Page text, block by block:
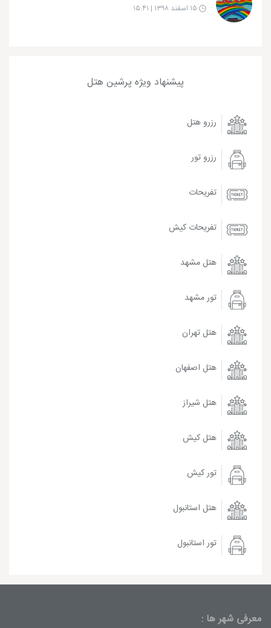
پیشنهاد ویژه پرشین هتل
رزرو هتل
رزرو تور
تفریحات
تفریحات کیش
هتل مشهد
تور مشهد
هتل تهران
هتل اصفهان
هتل شیراز
هتل کیش
تور کیش
هتل استانبول
تور استانبول
معرفی شهر ها :